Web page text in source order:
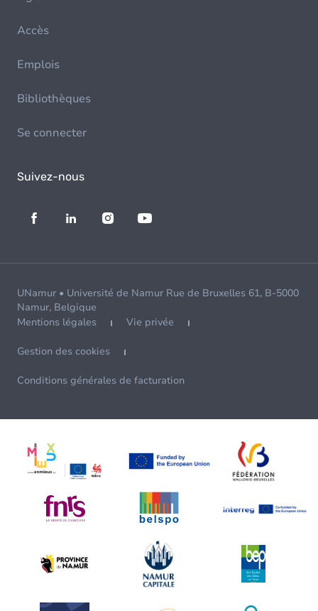
Accès
Emplois
Bibliothèques
Se connecter
Suivez-nous
UNamur • Université de Namur Rue de Bruxelles 61, B-5000
Namur, Belgique
Mentions légales
Vie privée
Gestion des cookies
Conditions générales de facturation